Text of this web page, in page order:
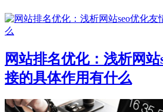
网站排名优化：浅析网
接的具体作用有什么